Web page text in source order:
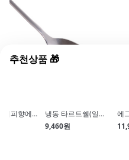
추천상품 🎁